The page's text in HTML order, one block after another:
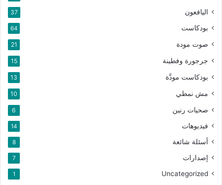
اليافعون 37
بودكاست 64
صوت مودة 21
جرجورة وفطينة 15
بودكاست مودَّة 13
مش نمطي 10
صحيات رنين 6
فيديوهات 14
أسئلة شائعة 8
إصدارات 7
Uncategorized
1